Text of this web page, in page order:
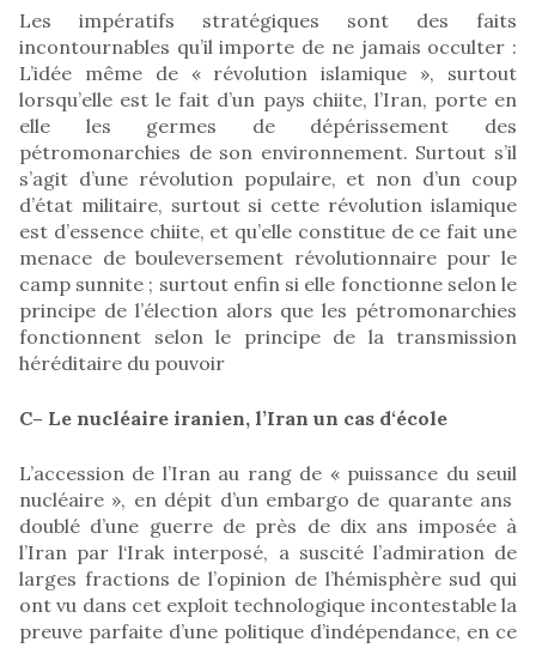
Les impératifs stratégiques sont des faits
incontournables qu’il importe de ne jamais occulter :
L’idée même de « révolution islamique », surtout
lorsqu’elle est le fait d’un pays chiite, l’Iran, porte en
elle les germes de dépérissement des
pétromonarchies de son environnement. Surtout s’il
s’agit d’une révolution populaire, et non d’un coup
d’état militaire, surtout si cette révolution islamique
est d’essence chiite, et qu’elle constitue de ce fait une
menace de bouleversement révolutionnaire pour le
camp sunnite ; surtout enfin si elle fonctionne selon le
principe de l’élection alors que les pétromonarchies
fonctionnent selon le principe de la transmission
héréditaire du pouvoir
C– Le nucléaire iranien, l’Iran un cas d‘école
L’accession de l’Iran au rang de « puissance du seuil
nucléaire », en dépit d’un embargo de quarante ans
doublé d’une guerre de près de dix ans imposée à
l’Iran par l‘Irak interposé, a suscité l’admiration de
larges fractions de l’opinion de l’hémisphère sud qui
ont vu dans cet exploit technologique incontestable la
preuve parfaite d’une politique d’indépendance, en ce